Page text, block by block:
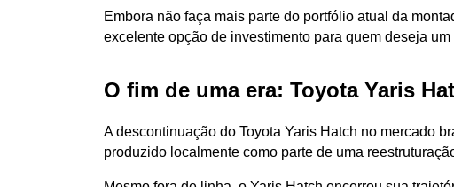
Embora não faça mais parte do portfólio atual da
excelente opção de investimento para quem deseja
O fim de uma era: Toyota Yaris
A descontinuação do Toyota Yaris Hatch no mercado
produzido localmente como parte de uma